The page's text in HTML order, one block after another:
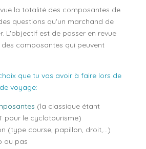
la totalité des composantes de
questions qu'un marchand de
L'objectif est de passer en revue
composantes qui peuvent
que tu vas avoir à faire lors de
voyage:
(la classique étant
pour le cyclotourisme)
(type course, papillon, droit,...)
ou pas